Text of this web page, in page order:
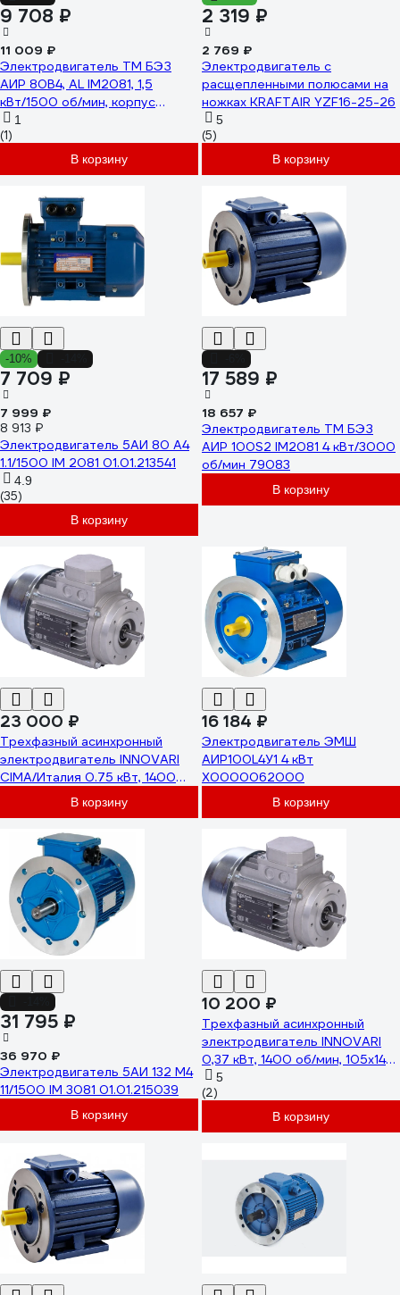
9 708 ₽
11 009 ₽
Электродвигатель ТМ БЭЗ
АИР 80B4, AL IM2081, 1,5
кВт/1500 об/мин, корпус
алюминий 74874
1
(1)
В корзину
2 319 ₽
2 769 ₽
Электродвигатель с
расщепленными полюсами на
ножках KRAFTAIR YZF16-25-26
5
(5)
В корзину
-10%
7 709 ₽
7 999 ₽
8 913 ₽
Электродвигатель 5АИ 80 А4
1.1/1500 IM 2081 01.01.213541
4.9
(35)
В корзину
17 589 ₽
18 657 ₽
Электродвигатель ТМ БЭЗ
АИР 100S2 IM2081 4 кВт/3000
об/мин 79083
В корзину
23 000 ₽
Трехфазный асинхронный
электродвигатель INNOVARI
CIMA/Италия 0.75 кВт, 1400
об/мин, 120х19 мм, 80M/4 B14,
схема включения звезда/
треугольник, 380 В/220 В, IP55
MT80M KW 0,75/4 B14 /
033741-5883
В корзину
16 184 ₽
Электродвигатель ЭМШ
АИР100L4У1 4 кВт
Х0000062000
В корзину
31 795 ₽
36 970 ₽
Электродвигатель 5АИ 132 М4
11/1500 IM 3081 01.01.215039
В корзину
10 200 ₽
Трехфазный асинхронный
электродвигатель INNOVARI
0,37 кВт, 1400 об/мин, 105х14
мм B14, схема включения
звезда/треугольник, 380
В/220 В, IP55 71 4B B14
5
(2)
В корзину